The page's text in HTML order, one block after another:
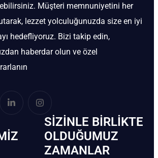
Müşteri memnuniyetini her
lezzet yolculuğunuzda size en iyi
hedefliyoruz. Bizi takip edin,
haberdar olun ve özel
SIZINLE BIRLIKTE
OLDUĞUMUZ
ZAMANLAR